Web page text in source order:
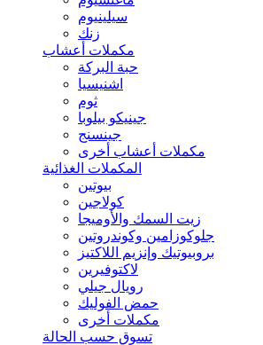
سيلينيوم
زنك
مكملات أعشاب
حبة البركة
اشنيسيا
ثوم
جينيكو بيلوبا
جينسنج
مكملات أعشاب أخرى
المكملات الغذائية
بيوتين
كولاجين
زيت السمك والأوميجا
جلوكوزامين وكوندروتين
بروبيوتيك وإنزيم اللاكتيز
لاكتوفيرين
رويال جيلي
حمض الفوليك
مكملات أخرى
تسوق حسب الحالة